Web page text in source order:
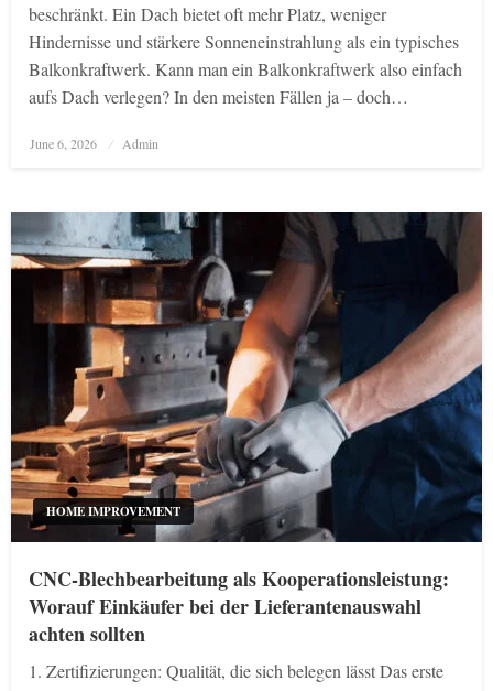
beschränkt. Ein Dach bietet oft mehr Platz, weniger
Hindernisse und stärkere Sonneneinstrahlung als ein typisches
Balkonkraftwerk. Kann man ein Balkonkraftwerk also einfach
aufs Dach verlegen? In den meisten Fällen ja – doch…
Posted
June 6, 2026 Admin
HOME IMPROVEMENT
CNC-Blechbearbeitung als Kooperationsleistung:
Worauf Einkäufer bei der Lieferantenauswahl
achten sollten
1. Zertifizierungen: Qualität, die sich belegen lässt Das erste